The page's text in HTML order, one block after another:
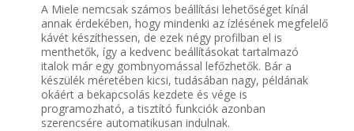
A Miele nemcsak számos beállítási lehetőséget kínál
annak érdekében, hogy mindenki az ízlésének megfelelő
kávét készíthessen, de ezek négy profilban el is
menthetők, így a kedvenc beállításokat tartalmazó
italok már egy gombnyomással lefőzhetők. Bár a
készülék méretében kicsi, tudásában nagy, példának
okáért a bekapcsolás kezdete és vége is
programozható, a tisztító funkciók azonban
szerencsére automatikusan indulnak.